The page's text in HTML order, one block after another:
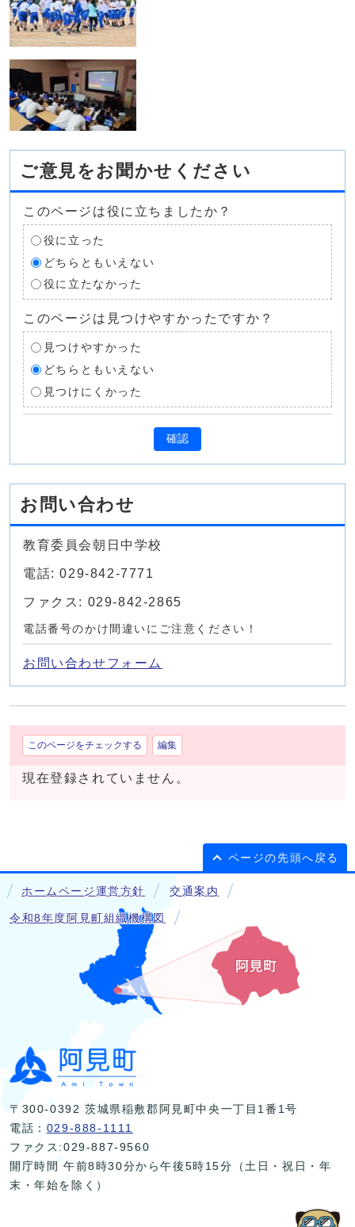
ご意見をお聞かせください
このページは役に立ちましたか？
役に立った
どちらともいえない
役に立たなかった
このページは見つけやすかったですか？
見つけやすかった
どちらともいえない
見つけにくかった
確認
お問い合わせ
教育委員会朝日中学校
電話: 029-842-7771
ファクス: 029-842-2865
電話番号のかけ間違いにご注意ください！
お問い合わせフォーム
このページをチェックする 編集
現在登録されていません。
ページの先頭へ戻る
ホームページ運営方針 交通案内
令和8年度阿見町組織機構図
〒300-0392 茨城県稲敷郡阿見町中央一丁目1番1号
電話： 029-888-1111
ファクス:029-887-9560
開庁時間 午前8時30分から午後5時15分（土日・祝日・年
末・年始を除く）